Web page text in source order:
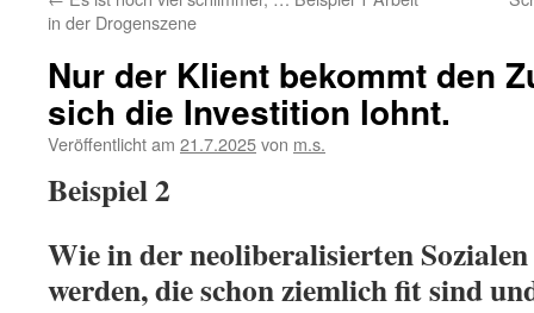
in der Drogenszene
Nur der Klient bekommt den
sich die Investition lohnt.
Veröffentlicht am 21.7.2025von m.s.
Beispiel 2
Wie in der neoliberalisierten
werden, die schon ziemlich fit sind